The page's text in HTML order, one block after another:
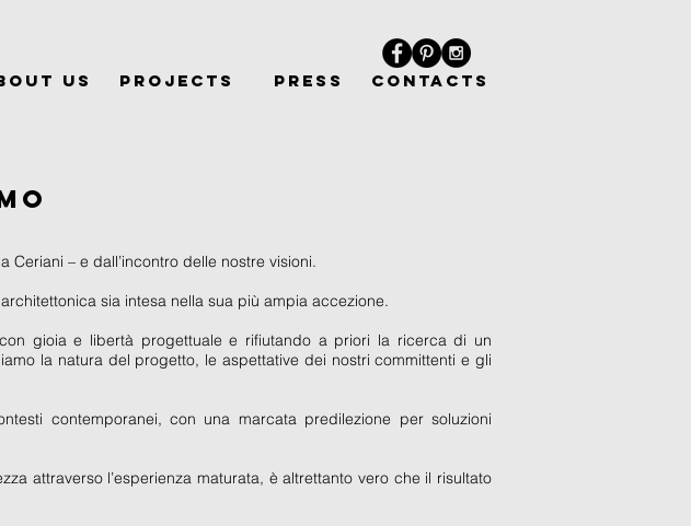
us PROJECTS PRESS CONTACTS
Ceriani – e dall’incontro delle nostre visioni.
sia intesa nella sua più ampia accezione.
gioia e libertà progettuale e rifiutando a priori la ricerca di un
la natura del progetto, le aspettative dei nostri committenti e gli
contemporanei, con una marcata predilezione per soluzioni
attraverso l’esperienza maturata, è altrettanto vero che il risultato